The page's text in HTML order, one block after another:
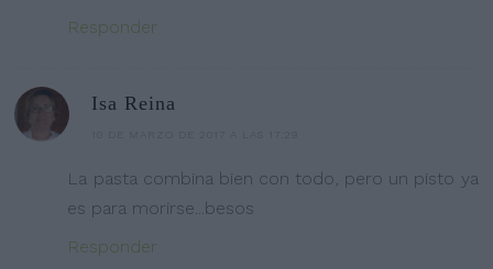
Responder
Isa Reina
La pasta combina bien con todo, pero un pisto ya
es para morirse...besos
Responder